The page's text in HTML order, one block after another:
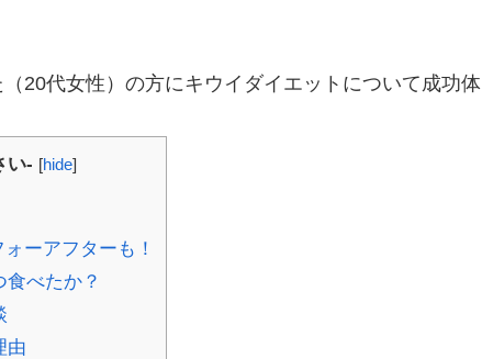
20代女性）の方にキウイダイエットについて成功体
い- [hide]
ーアフターも！
べたか？
由